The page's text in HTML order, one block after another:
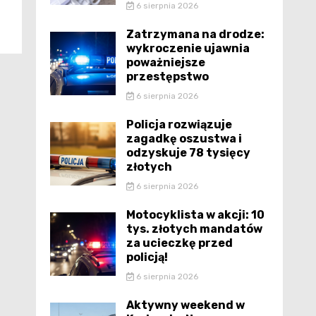
6 sierpnia 2026
Zatrzymana na drodze:
wykroczenie ujawnia
poważniejsze
przestępstwo
6 sierpnia 2026
Policja rozwiązuje
zagadkę oszustwa i
odzyskuje 78 tysięcy
złotych
6 sierpnia 2026
Motocyklista w akcji: 10
tys. złotych mandatów
za ucieczkę przed
policją!
6 sierpnia 2026
Aktywny weekend w